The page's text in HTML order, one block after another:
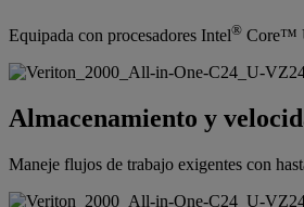
Equipada con procesadores Intel® Core™
Almacenamiento y
Maneje flujos de trabajo exigentes con